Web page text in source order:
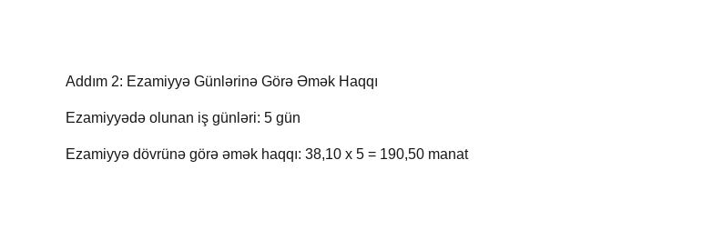
Addım 2: Ezamiyyə Günlərinə Görə Əmək Haqqı
Ezamiyyədə olunan iş günləri: 5 gün
Ezamiyyə dövrünə görə əmək haqqı: 38,10 x 5 = 190,50 manat